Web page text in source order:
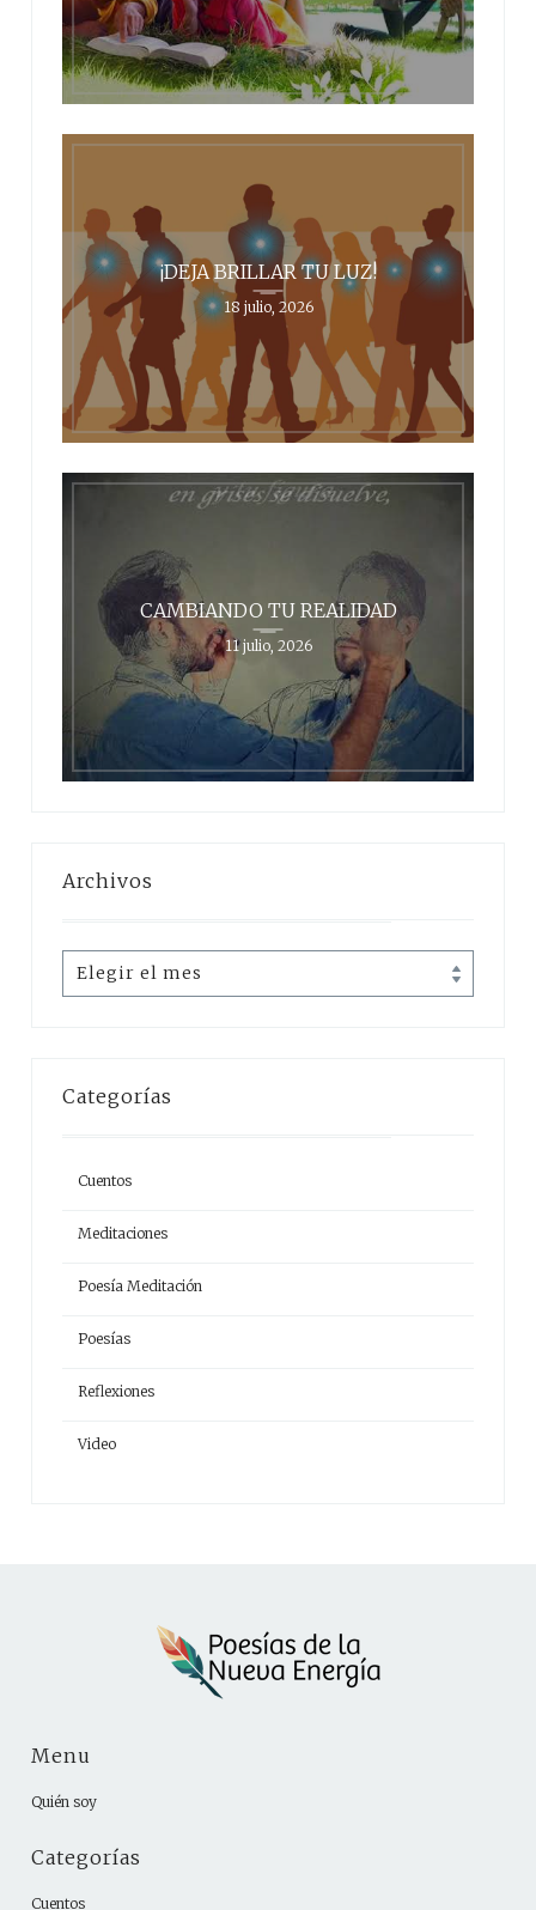
¡DEJA BRILLAR TU LUZ!
18 julio, 2026
CAMBIANDO TU REALIDAD
11 julio, 2026
Archivos
Archivos
Categorías
Cuentos
Meditaciones
Poesía Meditación
Poesías
Reflexiones
Video
Menu
Quién soy
Categorías
Cuentos